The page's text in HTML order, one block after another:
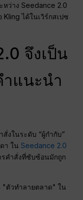
ว่าง Seedance 2.0
ได้ในเวิร์กสเปซ
จึงเป็น
ำแนะนำ
งในระดับ “ผู้กำกับ”
ดา ในSeedance 2.0
รคำสั่งที่ซับซ้อนมักถูก
"ตัวทำลายตลาด" ใน